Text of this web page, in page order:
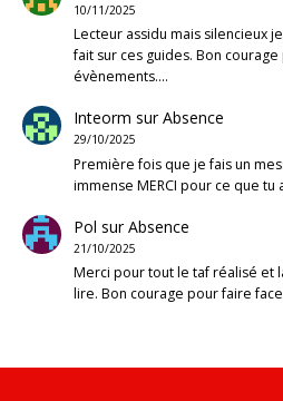
10/11/2025
Lecteur assidu mais silencieux
fait sur ces guides. Bon
évènements.…
Inteorm surAbsence
29/10/2025
Première fois que je fais un
immense MERCI pour ce que tu
Pol surAbsence
21/10/2025
Merci pour tout le taf réalisé et
lire. Bon courage pour faire